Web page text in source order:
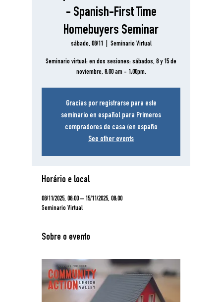
- Spanish-First Time
Homebuyers Seminar
sábado, 08/11
  |
Seminario Virtual
Seminario virtual: en dos sesiones: sábados, 8 y 15 de
noviembre, 8:00 am - 1:00pm.
Gracias por registrarse para este
seminario en español para Primeros
compradores de casa (en españo
See other events
Horário e local
08/11/2025, 08:00 – 15/11/2025, 08:00
Seminario Virtual
Sobre o evento